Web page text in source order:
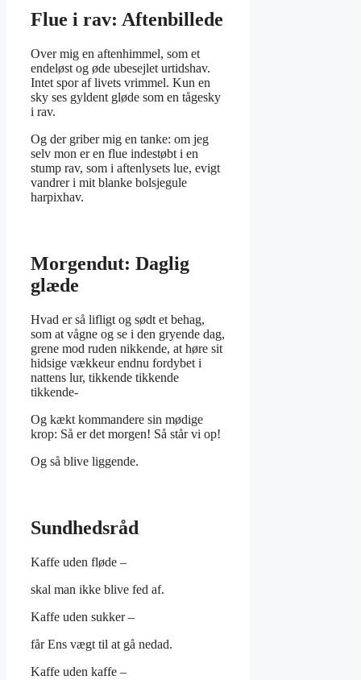
Flue i rav: Aftenbillede
Over mig en aftenhimmel, som et
endeløst og øde ubesejlet urtidshav.
Intet spor af livets vrimmel. Kun en
sky ses gyldent gløde som en tågesky
i rav.
Og der griber mig en tanke: om jeg
selv mon er en flue indestøbt i en
stump rav, som i aftenlysets lue, evigt
vandrer i mit blanke bolsjegule
harpixhav.
Morgendut: Daglig
glæde
Hvad er så lifligt og sødt et behag,
som at vågne og se i den gryende dag,
grene mod ruden nikkende, at høre sit
hidsige vækkeur endnu fordybet i
nattens lur, tikkende tikkende
tikkende-
Og kækt kommandere sin mødige
krop: Så er det morgen! Så står vi op!
Og så blive liggende.
Sundhedsråd
Kaffe uden fløde –
skal man ikke blive fed af.
Kaffe uden sukker –
får Ens vægt til at gå nedad.
Kaffe uden kaffe –